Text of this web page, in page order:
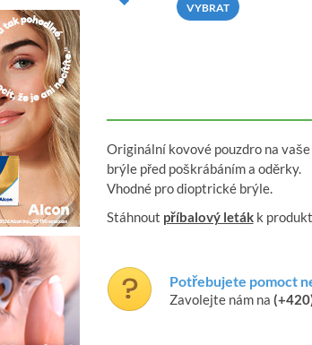
VYBRAT VYBRAT
Originální kovové pouzdro na
brýle před poškrábáním a oděrky.
Vhodné pro dioptrické brýle.
Stáhnout příbalový letákk
Potřebujete pomoct
Zavolejte nám na